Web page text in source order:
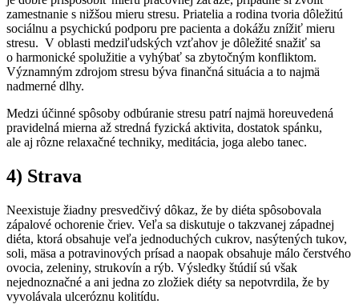
zamestnanie s nižšou mieru stresu. Priatelia a rodina tvoria dôležitú
sociálnu a psychickú podporu pre pacienta a dokážu znížiť mieru
stresu. V oblasti medziľudských vzťahov je dôležité snažiť sa
o harmonické spolužitie a vyhýbať sa zbytočným konfliktom.
Významným zdrojom stresu býva finančná situácia a to najmä
nadmerné dlhy.
Medzi účinné spôsoby odbúranie stresu patrí najmä horeuvedená
pravidelná mierna až stredná fyzická aktivita, dostatok spánku,
ale aj rôzne relaxačné techniky, meditácia, joga alebo tanec.
4) Strava
Neexistuje žiadny presvedčivý dôkaz, že by diéta spôsobovala
zápalové ochorenie čriev. Veľa sa diskutuje o takzvanej západnej
diéta, ktorá obsahuje veľa jednoduchých cukrov, nasýtených tukov,
soli, mäsa a potravinových prísad a naopak obsahuje málo čerstvého
ovocia, zeleniny, strukovín a rýb. Výsledky štúdií sú však
nejednoznačné a ani jedna zo zložiek diéty sa nepotvrdila, že by
vyvolávala ulceróznu kolitídu.